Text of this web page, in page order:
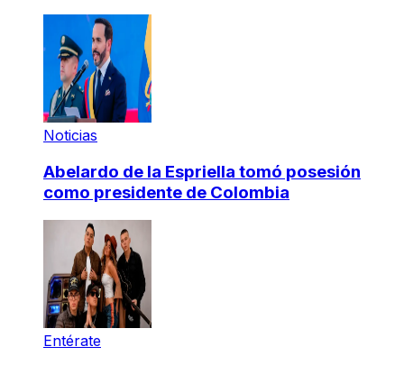
Noticias
Abelardo de la Espriella tomó posesión
como presidente de Colombia
Entérate